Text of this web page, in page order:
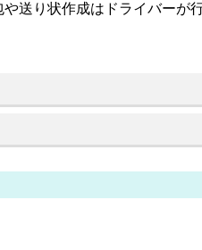
送り状作成はドライバーが